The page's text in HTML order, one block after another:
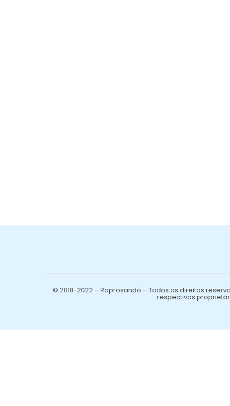
© 2018-2022 – Raprosando – Todos os direitos
respectivos